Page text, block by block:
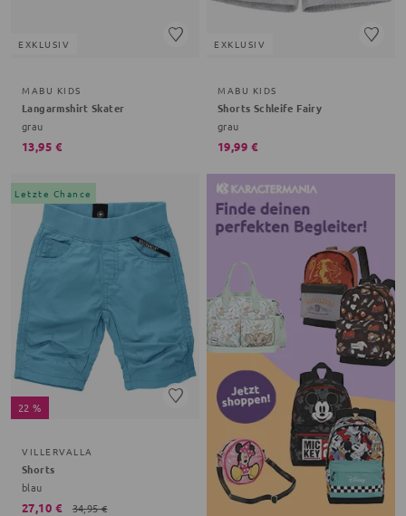
EXKLUSIV
MABU KIDS
Langarmshirt Skater
grau
13,95 €
EXKLUSIV
MABU KIDS
Shorts Schleife Fairy
grau
19,99 €
Letzte Chance
22 %
VILLERVALLA
Shorts
blau
27,10 € 34,95 €